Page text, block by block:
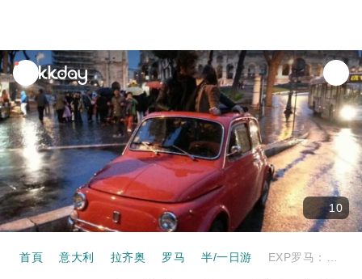
unread
notifications
10
首頁 意大利 拉齐奥 罗马 半/一日游